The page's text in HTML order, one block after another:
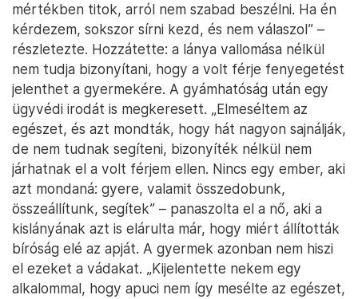
mértékben titok, arról nem szabad beszélni. Ha én
kérdezem, sokszor sírni kezd, és nem válaszol” –
részletezte. Hozzátette: a lánya vallomása nélkül
nem tudja bizonyítani, hogy a volt férje fenyegetést
jelenthet a gyermekére. A gyámhatóság után egy
ügyvédi irodát is megkeresett. „Elmeséltem az
egészet, és azt mondták, hogy hát nagyon sajnálják,
de nem tudnak segíteni, bizonyíték nélkül nem
járhatnak el a volt férjem ellen. Nincs egy ember, aki
azt mondaná: gyere, valamit összedobunk,
összeállítunk, segítek” – panaszolta el a nő, aki a
kislányának azt is elárulta már, hogy miért állították
bíróság elé az apját. A gyermek azonban nem hiszi
el ezeket a vádakat. „Kijelentette nekem egy
alkalommal, hogy apuci nem így mesélte az egészet,